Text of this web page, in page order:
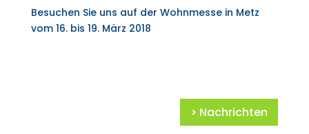
Besuchen Sie uns auf der Wohnmesse in Metz
vom 16. bis 19. März 2018
> Nachrichten